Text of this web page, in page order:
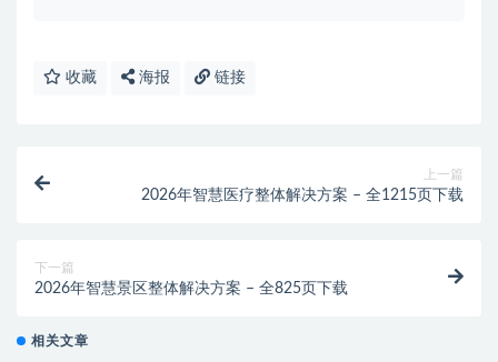
收藏 海报 链接
上一篇
2026年智慧医疗整体解决方案 – 全1215页下载
下一篇
2026年智慧景区整体解决方案 – 全825页下载
相关文章